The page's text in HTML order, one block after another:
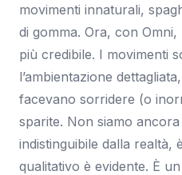
movimenti innaturali,
di gomma. Ora, con
più credibile. I movimenti
l’ambientazione
facevano sorridere (o
sparite. Non siamo
indistinguibile dalla realtà,
qualitativo è evidente. È